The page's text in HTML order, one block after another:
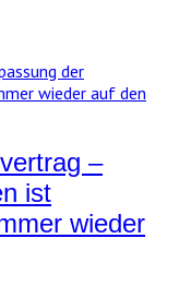
–
ist
wieder